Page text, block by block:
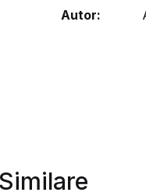
Autor: